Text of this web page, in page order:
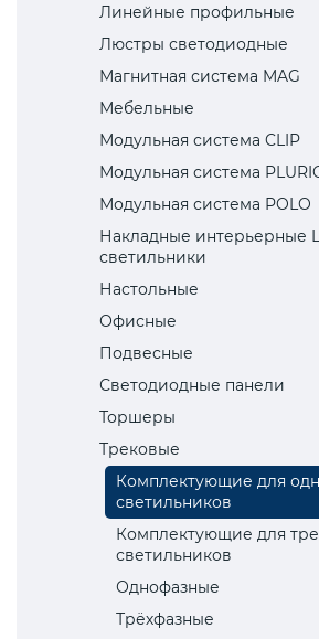
Линейные профильные
Люстры светодиодные
Магнитная система MAG
Мебельные
Модульная система CLIP
Модульная система
Модульная система POLO
Накладные интерьерные
светильники
Настольные
Офисные
Подвесные
Светодиодные панели
Торшеры
Трековые
Комплектующие для
светильников
Комплектующие для
светильников
Однофазные
Трёхфазные